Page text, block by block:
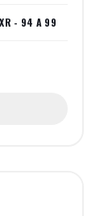
- 94 A 99